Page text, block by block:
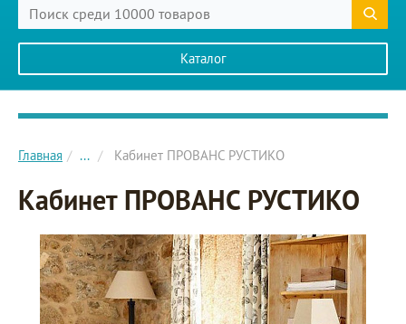
Каталог
Главное меню сайта
Главная ... Кабинет ПРОВАНС РУСТИКО
Кабинет ПРОВАНС РУСТИКО